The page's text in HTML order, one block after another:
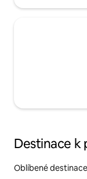
Destinace k
Oblíbené